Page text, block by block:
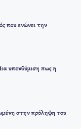
που ενώνει την
υπενθύμιση πως η
στην πρόληψη του